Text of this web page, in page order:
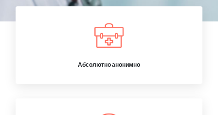
Абсолютно анонимно